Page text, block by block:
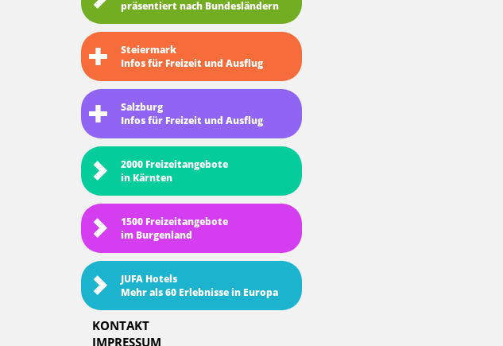
präsentiert nach Bundesländern
Steiermark
Infos für Freizeit und Ausflug
Salzburg
Infos für Freizeit und Ausflug
2000 Freizeitangebote
in Kärnten
1500 Freizeitangebote
im Burgenland
JUFA Hotels
Mehr als 60 Erlebnisse in Europa
KONTAKT
IMPRESSUM